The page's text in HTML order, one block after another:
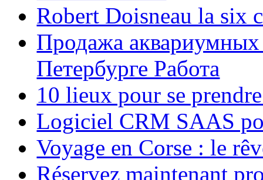
Robert Doisneau la six
Продажа аквариумных
Петербурге Работа
10 lieux pour se
Logiciel CRM SAAS
Voyage en Corse : le
Réservez maintenant